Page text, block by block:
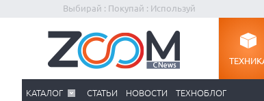
Выбирай : Покупай : Используй
КАТАЛОГ СТАТЬИ НОВОСТИ ТЕХНОБЛОГ